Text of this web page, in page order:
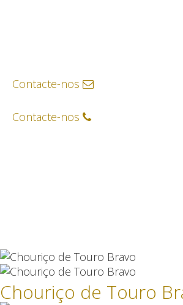
Contacte-nos
Contacte-nos
Chouriço de Touro